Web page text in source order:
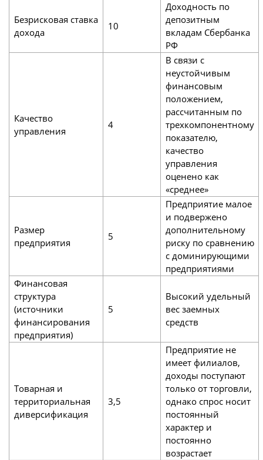
Безрисковая ставка
дохода
10
Доходность по
депозитным
вкладам Сбербанка
РФ
Качество
управления
4
В связи с
неустойчивым
финансовым
положением,
рассчитанным по
трехкомпонентному
показателю,
качество
управления
оценено как
«среднее»
Размер
предприятия
5
Предприятие малое
и подвержено
дополнительному
риску по сравнению
с доминирующими
предприятиями
Финансовая
структура
(источники
финансирования
предприятия)
5
Высокий удельный
вес заемных
средств
Товарная и
территориальная
диверсификация
3,5
Предприятие не
имеет филиалов,
доходы поступают
только от торговли,
однако спрос носит
постоянный
характер и
постоянно
возрастает